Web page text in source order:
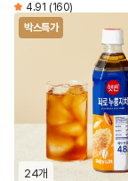
4.91 (160)
박스특가
24개